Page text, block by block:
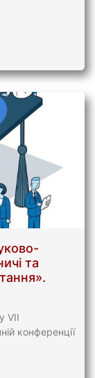
та
VIІ
конференції